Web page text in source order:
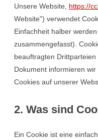
Unsere Website, https://
Website") verwendet
Einfachheit halber
zusammengefasst).
beauftragten
Dokument informieren
Cookies auf unserer
2. Was sind
Ein Cookie ist eine